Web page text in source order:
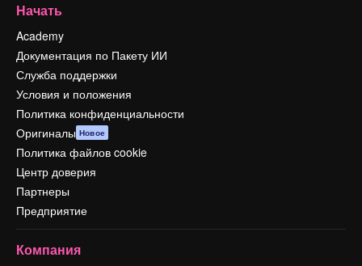
Начать
Academy
Документация по Пакету ИИ
Служба поддержки
Условия и положения
Политика конфиденциальности
Оригиналы Новое
Политика файлов cookie
Центр доверия
Партнеры
Предприятие
Компания